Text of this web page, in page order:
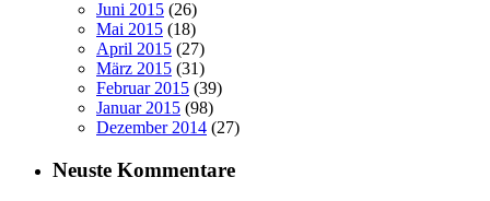
Juni 2015 (26)
Mai 2015 (18)
April 2015 (27)
März 2015 (31)
Februar 2015 (39)
Januar 2015 (98)
Dezember 2014 (27)
Neuste Kommentare